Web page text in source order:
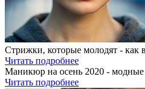
Стрижки, которые молодят - как
Читать подробнее
Маникюр на осень 2020 -
Читать подробнее